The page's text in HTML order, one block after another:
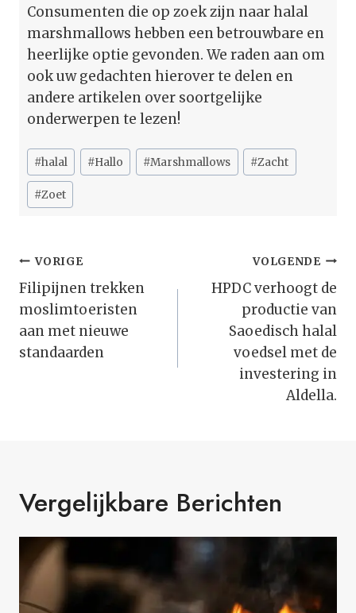
Consumenten die op zoek zijn naar halal
marshmallows hebben een betrouwbare en
heerlijke optie gevonden. We raden aan om
ook uw gedachten hierover te delen en
andere artikelen over soortgelijke
onderwerpen te lezen!
Bericht
tags:
#halal #Hallo #Marshmallows #Zacht
#Zoet
Bericht
Navigatie
VORIGE
Filipijnen trekken
moslimtoeristen
aan met nieuwe
standaarden
VOLGENDE
HPDC verhoogt de
productie van
Saoedisch halal
voedsel met de
investering in
Aldella.
Vergelijkbare Berichten